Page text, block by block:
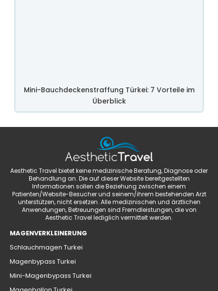
Mini-Bauchdeckenstraffung Türkei: 7 Vorteile im
Überblick
Aesthetic Travel bietet keine medizinische Beratung, Diagnose oder
Behandlung an. Die auf dieser Website bereitgestellten
Informationen sollen die Beziehung zwischen einem
Patienten/Website-Besucher und seinem/ihrem bestehenden Arzt
unterstützen, nicht ersetzen. Alle medizinischen und ärztlichen
Anwendungen, Betreuungen sind Fremdleistungen, die von
Aesthetic Travel lediglich vermittelt werden.
MAGENVERKLEINERUNG
Schlauchmagen Turkei
Magenbypass Turkei
Mini-Magenbypass Turkei